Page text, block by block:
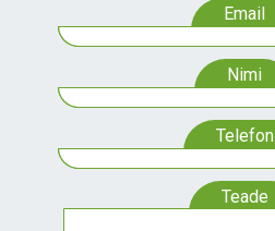
Email
Nimi
Telefon
Teade